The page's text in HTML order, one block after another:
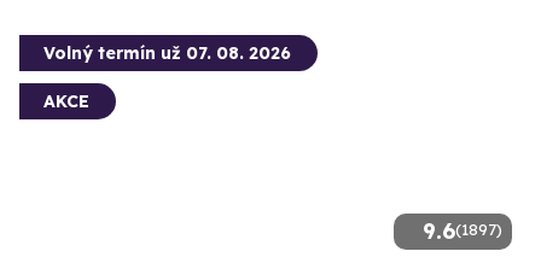
9.6(1897)
Volný termín už 07. 08. 2026
AKCE